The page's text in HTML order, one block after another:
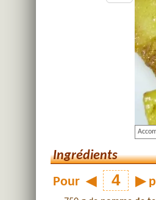
Ingrédients
Pour ◀ ▶